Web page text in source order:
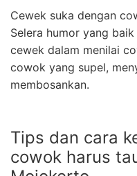
Cewek suka dengan
Selera humor yang
cewek dalam menilai
cowok yang supel,
membosankan.
Tips dan cara
cowok harus